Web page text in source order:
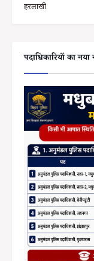
हरलाखी
पदाधिकारियों का नया